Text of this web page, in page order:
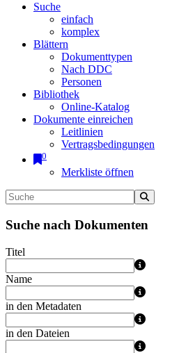
Suche
einfach
komplex
Blättern
Dokumenttypen
Nach DDC
Personen
Bibliothek
Online-Katalog
Dokumente einreichen
Leitlinien
Vertragsbedingungen
0
Merkliste öffnen
Suche nach Dokumenten
Titel
Name
in den Metadaten
in den Dateien